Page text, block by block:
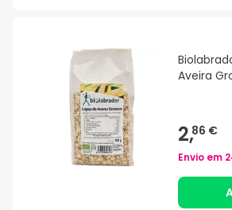
Aveira
2,86 €
Envio em